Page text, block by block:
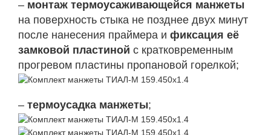
– монтаж термоусаживающейся манжеты
на поверхность стыка не позднее двух минут
после нанесения праймера и фиксация её
замковой пластиной с кратковременным
прогревом пластины пропановой горелкой;
– термоусадка манжеты;